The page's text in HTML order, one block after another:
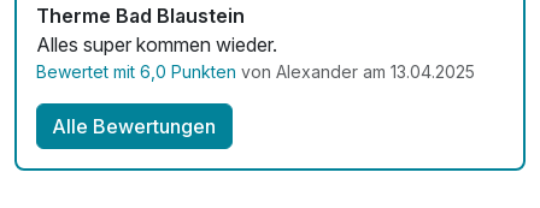
Therme Bad Blaustein
Alles super kommen wieder.
Bewertet mit 6,0 Punkten von Alexander am 13.04.2025
Alle Bewertungen